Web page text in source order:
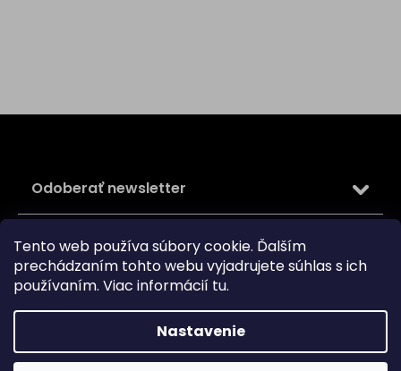
Tento web používa súbory cookie. Ďalším
prechádzaním tohto webu vyjadrujete súhlas s ich
používaním. Viac informácií tu.
Nastavenie
i
Odoberať newsletter
Vložte svoj e-mail a my Vám budeme zasielať informácie
o nových produktoch na našom e-shope.
Email
Vložením e-mailu súhlasíte spodmienkami ochrany
PRIHLÁSIŤ SA